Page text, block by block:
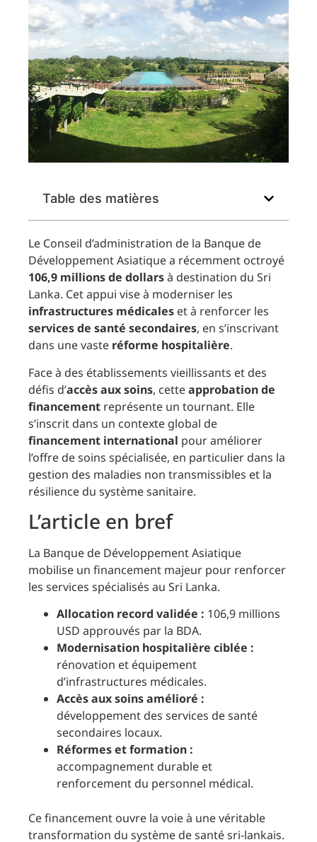
Table des matières
Le Conseil d’administration de la Banque de
Développement Asiatique a récemment octroyé
106,9 millions de dollarsà destination du Sri
Lanka. Cet appui vise à moderniser les
infrastructures médicales et à renforcer les
services de santé secondaires, en s’inscrivant
dans une vaste réforme hospitalière.
Face à des établissements vieillissants et des
défis d’accès aux soins, cetteapprobation de
financement représente un tournant. Elle
s’inscrit dans un contexte global de
financement international pour améliorer
l’offre de soins spécialisée, en particulier dans la
gestion des maladies non transmissibles et la
résilience du système sanitaire.
L’article en bref
La Banque de Développement Asiatique
mobilise un financement majeur pour renforcer
les services spécialisés au Sri Lanka.
Allocation record validée : 106,9 millions
USD approuvés par la BDA.
Modernisation hospitalière ciblée :
rénovation et équipement
d’infrastructures médicales.
Accès aux soins amélioré :
développement des services de santé
secondaires locaux.
Réformes et formation :
accompagnement durable et
renforcement du personnel médical.
Ce financement ouvre la voie à une véritable
transformation du système de santé sri-lankais.